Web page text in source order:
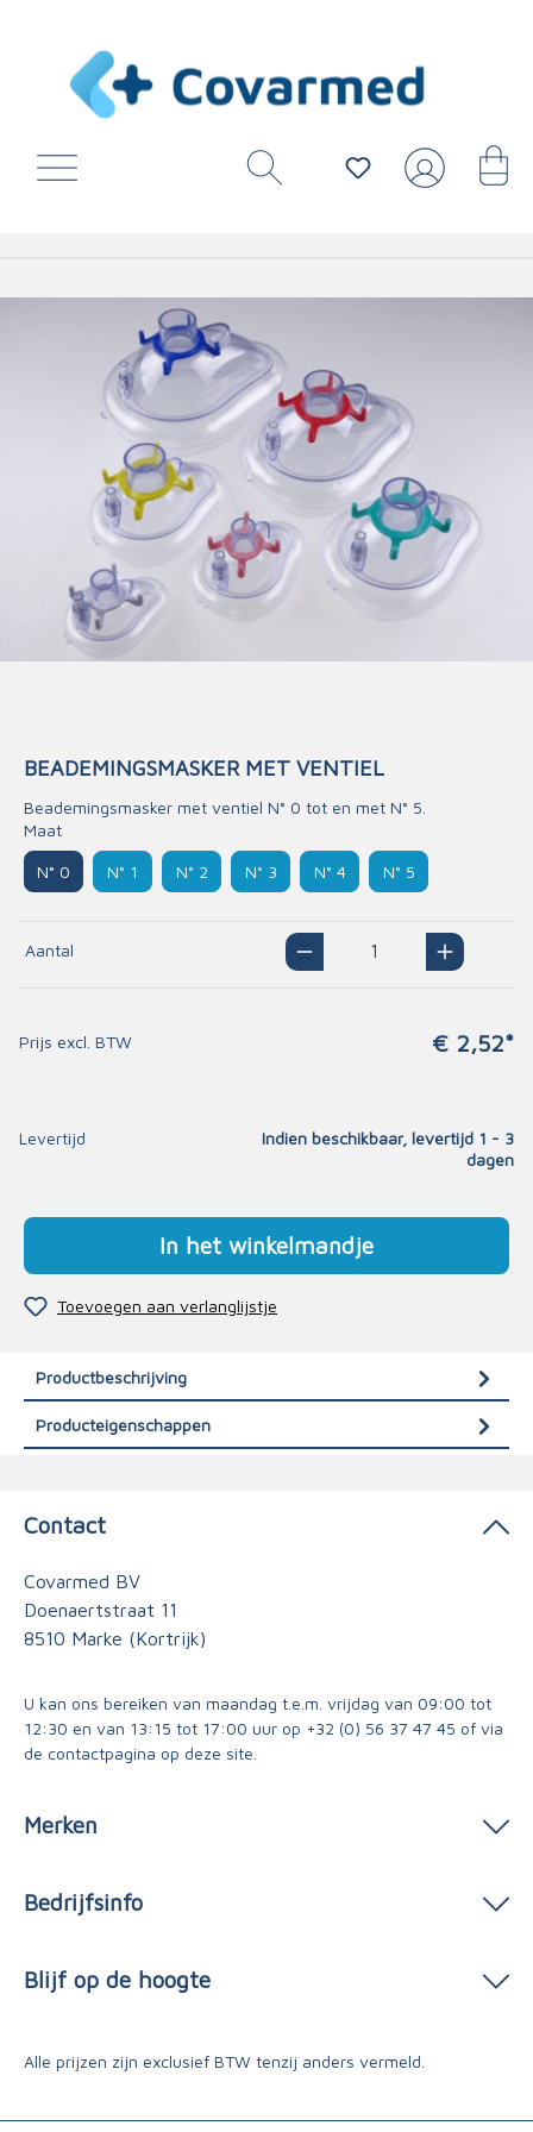
BEADEMINGSMASKER MET VENTIEL
Beademingsmasker met ventiel N° 0 tot en met N° 5.
Maat
N° 0 N° 1 N° 2 N° 3 N° 4 N° 5
Aantal
Prijs excl. BTW € 2,52*
Levertijd
Indien beschikbaar, levertijd 1 - 3
dagen
In het winkelmandje
Toevoegen aan verlanglijstje
Productbeschrijving
Producteigenschappen
Contact
Covarmed BV
Doenaertstraat 11
8510 Marke (Kortrijk)
U kan ons bereiken van maandag t.e.m. vrijdag van 09:00 tot
12:30 en van 13:15 tot 17:00 uur op +32 (0) 56 37 47 45 of via
de contactpagina op deze site.
Merken
Bedrijfsinfo
Blijf op de hoogte
Alle prijzen zijn exclusief BTW tenzij anders vermeld.